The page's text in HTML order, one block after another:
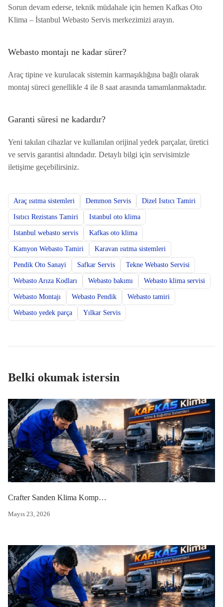
Sorun devam ederse, teknik müdahale için hemen Kafkas Oto
Klima – İstanbul Webasto Servis merkezimizi arayın.
Webasto montajı ne kadar sürer?
Araç tipine ve kurulacak sistemin karmaşıklığına bağlı olarak
montaj süreci genellikle 4 ile 8 saat arasında tamamlanmaktadır.
Garanti süresi ne kadardır?
Yeni takılan cihazlar ve kullanılan orijinal yedek parçalar, üretici
ve servis garantisi altındadır. Detaylı bilgi için servisimizle
iletişime geçebilirsiniz.
Araç ısıtma sistemleri Demmon Servis Dizel Isıtıcı Tamiri
Isıtıcı Rezistans Tamiri Istanbul oto klima
Istanbul webasto servis Kafkas oto klima
Kamyon Webasto Tamiri Karavan ısıtma sistemleri
Pendik Oto Sanayi Safkar Servis Tekne Webasto Servisi
Webasto Arıza Kodları Webasto bakımı Webasto klima servisi
Webasto Montajı Webasto Pendik Webasto tamiri
Webasto yedek parça Yılkar Servis
Belki okumak istersin
Mayıs 23, 2026
Crafter Sanden Klima Kompresörü